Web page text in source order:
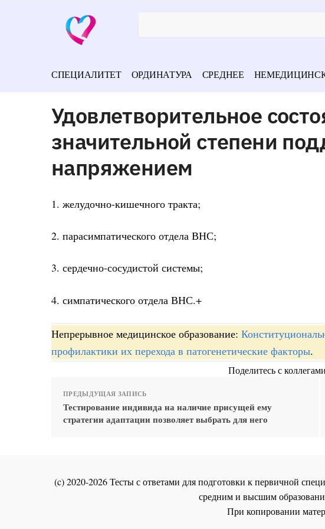
СПЕЦИАЛИТЕТ ОРДИНАТУРА СРЕДНЕЕ
Удовлетворительное
значительной степени
напряжением
1. желудочно-кишечного тракта;
2. парасимпатического отдела ВНС;
3. сердечно-сосудистой системы;
4. симпатического отдела ВНС.+
Непрерывное медицинское образование:
профилактики их перехода в патогенетические факторы.
Поделитесь с
ПРЕДЫДУЩАЯ ЗАПИСЬ
Тестирование индивида на наличие присущей ему
стратегии адаптации позволяет выбрать для него
(c) 2020-2026 Тесты с ответами для подготовки к первичной
средним и высшим
При копировании